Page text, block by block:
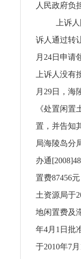
人民政府负
上诉
诉人通过转
月24日申请
上诉人没
月29日，海
《处置闲
置，并告知
局海陵岛分
办通
置费87456
土资源局于
地闲置费及
年4月1日批
于2010年7